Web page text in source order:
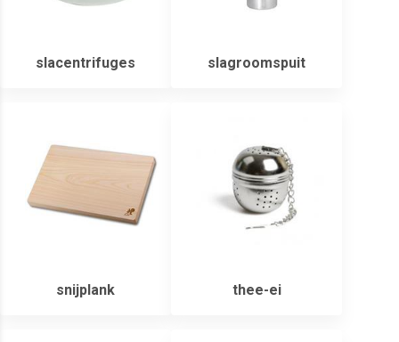
slacentrifuges slagroomspuit
snijplank thee-ei